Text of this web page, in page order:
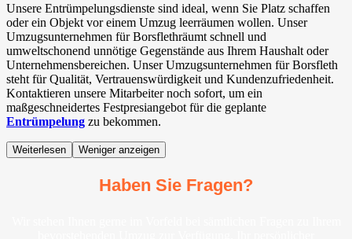
Unsere Entrümpelungsdienste sind ideal, wenn Sie Platz schaffen
oder ein Objekt vor einem Umzug leerräumen wollen. Unser
Umzugsunternehmen für Borsflethräumt schnell und
umweltschonend unnötige Gegenstände aus Ihrem Haushalt oder
Unternehmensbereichen. Unser Umzugsunternehmen für Borsfleth
steht für Qualität, Vertrauenswürdigkeit und Kundenzufriedenheit.
Kontaktieren unsere Mitarbeiter noch sofort, um ein
maßgeschneidertes Festpresiangebot für die geplante
Entrümpelung zu bekommen.
Weiterlesen Weniger anzeigen
Haben Sie Fragen?